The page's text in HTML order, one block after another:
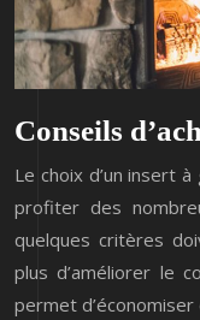
Conseils
Le choix d’un insert
profiter des
quelques critères
plus d’améliorer le
permet